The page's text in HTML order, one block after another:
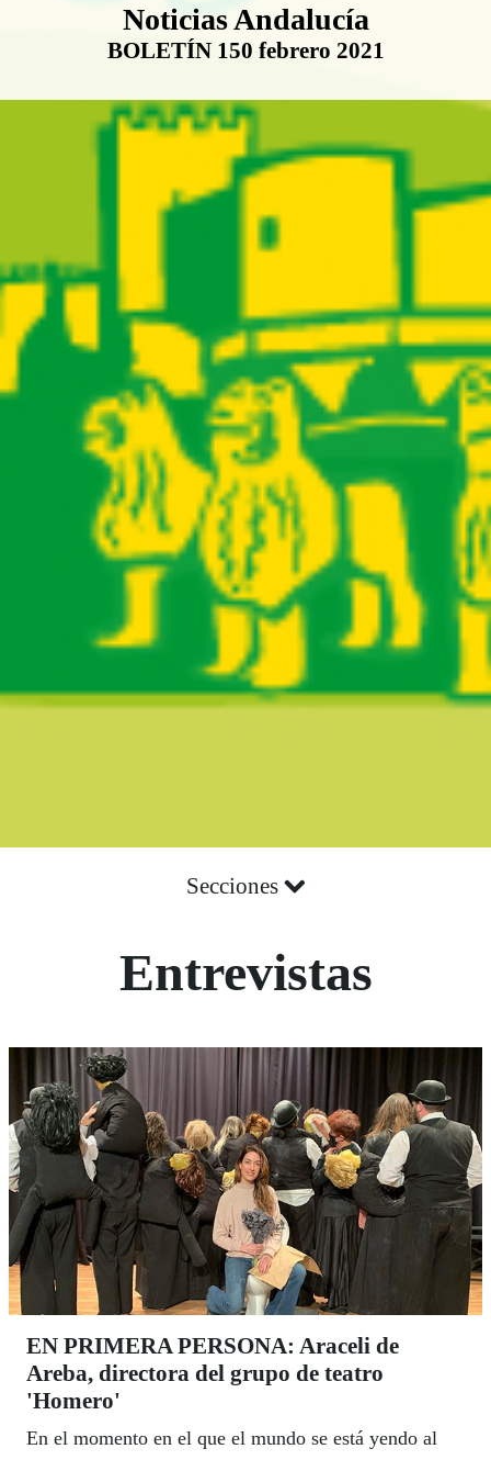
Boletín Noticias Andalucía
Noticias Andalucía
BOLETÍN 150 febrero 2021
Secciones
Entrevistas
EN PRIMERA PERSONA: Araceli de
Areba, directora del grupo de teatro
'Homero'
En el momento en el que el mundo se está yendo al